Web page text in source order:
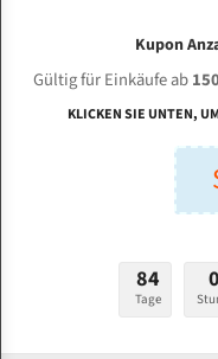
DAISS +
Bi-
Bi-Metall Meterware
Fleischerei Bandsägeblätter
Bandmesser Glatt Meterware
Konvex Meterware
Kupon
Gültig für Einkäufe ab
KLICKEN SIE UNTEN,
84
Tage